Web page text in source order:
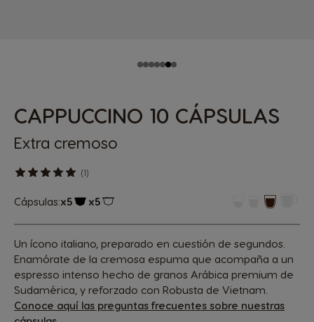
CAPPUCCINO 10 CÁPSULAS
Extra cremoso
(1)
Cápsulas:x5 x5
Un ícono italiano, preparado en cuestión de segundos.
Enamórate de la cremosa espuma que acompaña a un
espresso intenso hecho de granos Arábica premium de
Sudamérica, y reforzado con Robusta de Vietnam.
Conoce aquí las preguntas frecuentes sobre nuestras